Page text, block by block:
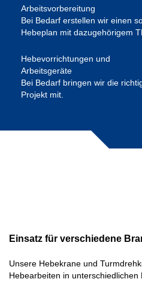
Arbeitsvorbereitung
Bei Bedarf erstellen wir einen
Hebeplan mit dazugehörigem
Hebevorrichtungen und
Arbeitsgeräte
Bei Bedarf bringen wir die
Projekt mit.
Einsatz für verschiedene
Unsere Hebekrane und
Hebearbeiten in unterschiedlichen